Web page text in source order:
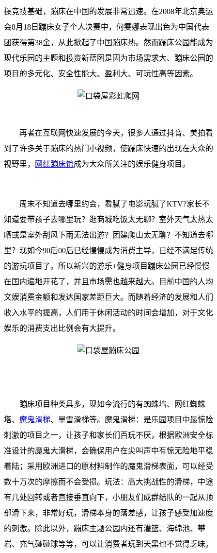
操竞技基础，蹦床在中国的发展非常迅速。在2008年北京奥运
会8月18日蹦床女子个人决赛中，何雯娜表现出色为中国代表
团获得第38金，从此掀起了中国蹦床热。然而蹦床公园能成为
现代乐园的主题和投资新蓝图是因为市场需求大、蹦床公园的
项目的多元化、安全性能大、盈利大、可玩性高等因素。
再者在互联网快速发展的今天，很多人通过抖音、美拍看
到了许多关于蹦床的热门小视频，使蹦床快速的出现在大众的
视野里，
网红蹦床馆成为大众所关注的娱乐健身项目。
周末不知道去哪里约会，看腻了电影玩腻了KTV?家长不
知道要带孩子去哪里玩？逛商城吃饭太无聊？室外天气太热太
晒或是室外刮风下雨无法出游？团建爬山太无聊？不知道去哪
里？现如今90后00后已经慢慢成为消费主导，已经不满足传统
的游玩项目了。所以新兴的游乐+健身项目蹦床公园已经慢慢
在国内遍地开花了，并且市场需也越来越大。目前中国的人均
文娱消费金额和发达国家差距巨大。而随着经济的发展和人们
收入水平的提高，人们用于休闲活动的时间会增加，对于文化
娱乐的消费支出比例会有大提升。
蹦床项目种类具多，现如今流行的有蜘蛛墙、网红蜘蛛
塔、 魔鬼滑梯、旱雪滑梯等。魔鬼滑梯：是乐园项目中最惊险
刺激的项目之一，让孩子和家长们百玩不厌，根据欧洲安全标
准设计的魔鬼大滑梯，会确保用户在尖叫声中有惊无险地平稳
着陆；采用欧洲进口的原材料制作的魔鬼滑梯表面，可以经受
数十万次的摩擦而不会受损。玩法：高大挑战性的滑梯，中途
有几处回转或者直接垂直向下，小朋友们成群结队的一起从顶
部滑下来，非常好玩，滑梯本身的落差感，让孩子感受加速度
的刺激。除此以外，蹦床主题公园内还有灌篮、 海绵池、攀
岩、充气碰碰球等等，可以让消费者玩到天黑也不觉得乏味。